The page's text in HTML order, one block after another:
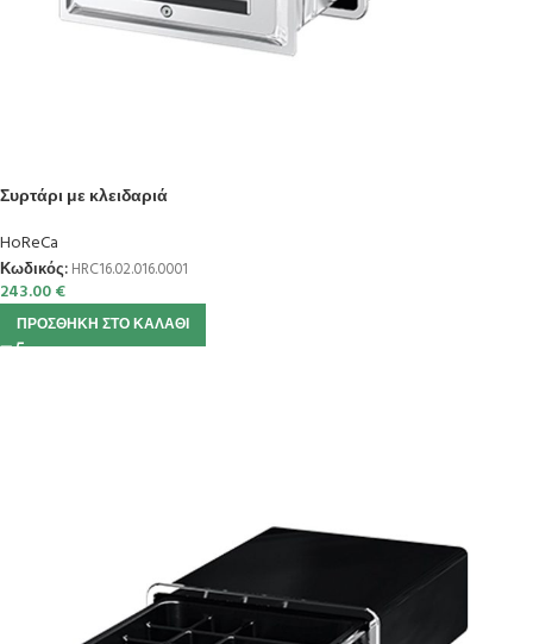
Συρτάρι με κλειδαριά
HoReCa
Κωδικός: HRC16.02.016.0001
243.00€
ΠΡΟΣΘΉΚΗ ΣΤΟ ΚΑΛΆΘΙ